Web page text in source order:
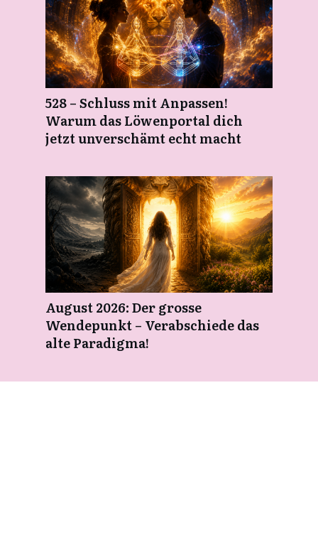
528 – Schluss mit Anpassen!
Warum das Löwenportal dich
jetzt unverschämt echt macht
August 2026: Der grosse
Wendepunkt – Verabschiede das
alte Paradigma!